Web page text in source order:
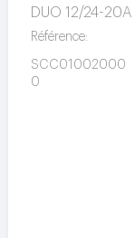
DUO 12/24-20A
Référence:
SCC01002000
0